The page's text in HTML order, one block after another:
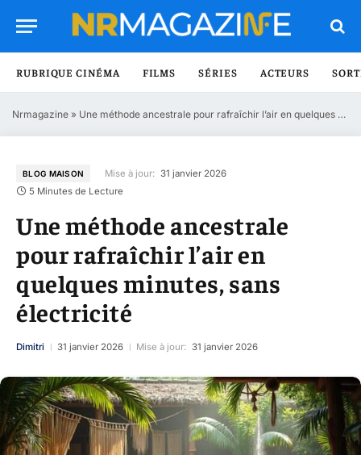
RUBRIQUE CINÉMA FILMS SÉRIES ACTEURS
Nrmagazine » Une méthode ancestrale pour rafraîchir l’air en quelques minutes, sans électricité
BLOG MAISON Mise à jour: 31 janvier 2026
5 Minutes de Lecture
Une méthode ancestrale
pour rafraîchir l’air en
quelques minutes, sans
électricité
Dimitri 31 janvier 2026 Mise à jour: 31 janvier 2026